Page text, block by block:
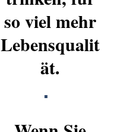
so viel mehr
Lebensqualit
ät.